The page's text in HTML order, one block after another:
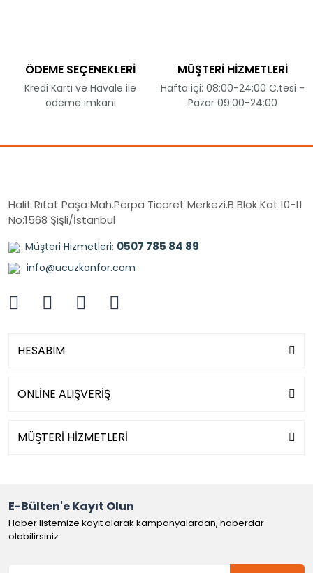
ÖDEME SEÇENEKLERİ
Kredi Kartı ve Havale ile
ödeme imkanı
MÜŞTERİ HİZMETLERİ
Hafta içi: 08:00-24:00 C.tesi -
Pazar 09:00-24:00
Halit Rıfat Paşa Mah.Perpa Ticaret Merkezi.B Blok Kat:10-11
No:1568 Şişli/İstanbul
Müşteri Hizmetleri: 0507 785 84 89
info@ucuzkonfor.com
HESABIM
ONLİNE ALIŞVERİŞ
MÜŞTERİ HİZMETLERİ
E-Bülten'e Kayıt Olun
Haber listemize kayıt olarak kampanyalardan, haberdar
olabilirsiniz.